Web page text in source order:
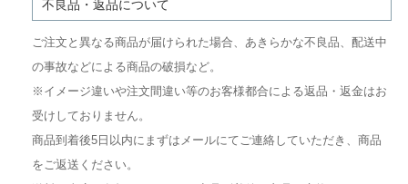
不良品・返品について
ご注文と異なる商品が届けられた場合、あきらかな不良品、配送中
の事故などによる商品の破損など。
※イメージ違いや注文間違い等のお客様都合による返品・返金はお
受けしておりません。
商品到着後5日以内にまずはメールにてご連絡していただき、商品
をご返送ください。